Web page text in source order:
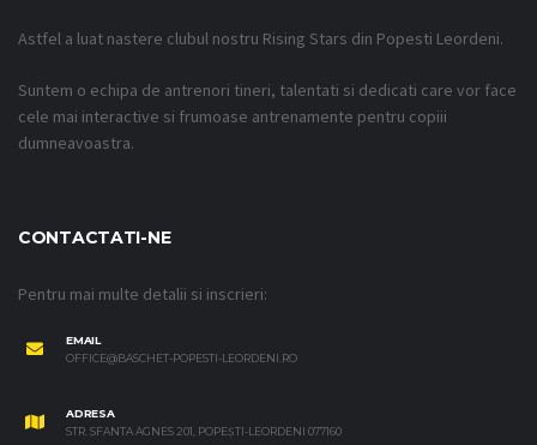
Astfel a luat nastere clubul nostru Rising Stars din Popesti Leordeni.
Suntem o echipa de antrenori tineri, talentati si dedicati care vor face
cele mai interactive si frumoase antrenamente pentru copiii
dumneavoastra.
CONTACTATI-NE
Pentru mai multe detalii si inscrieri:
EMAIL
OFFICE@BASCHET-POPESTI-LEORDENI.RO
ADRESA
STR. SFANTA AGNES 201, POPEȘTI-LEORDENI 077160